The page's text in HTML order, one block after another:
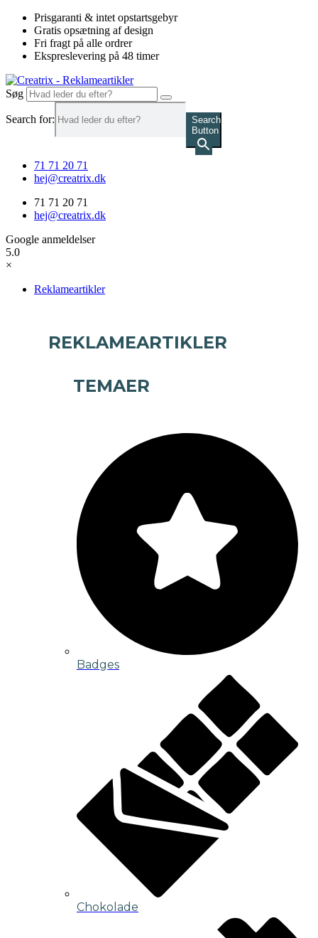
Videre
indhold
Prisgaranti & intet opstartsgebyr
Gratis opsætning af design
Fri fragt på alle ordrer
Ekspreslevering på 48 timer
Søg
Search for:
Search
Button
71 71 20 71
hej@creatrix.dk
71 71 20 71
hej@creatrix.dk
Google anmeldelser
5.0
×
Reklameartikler
REKLAMEARTIKLER
TEMAER
Badges
Chokolade